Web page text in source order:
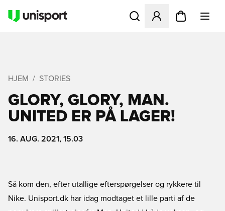
Åbner en Modal til at
HJEM STORIES
GLORY, GLORY, MAN.
UNITED ER PÅ LAGER!
16. AUG. 2021, 15.03
Så kom den, efter utallige efterspørgelser og rykkere til
Nike. Unisport.dk har idag modtaget et lille parti af de